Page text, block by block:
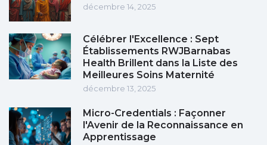
décembre 14, 2025
Célébrer l'Excellence : Sept
Établissements RWJBarnabas
Health Brillent dans la Liste des
Meilleures Soins Maternité
décembre 13, 2025
Micro-Credentials : Façonner
l'Avenir de la Reconnaissance en
Apprentissage